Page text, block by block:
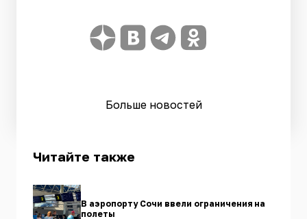
Больше новостей
Читайте также
В аэропорту Сочи ввели ограничения на
полеты